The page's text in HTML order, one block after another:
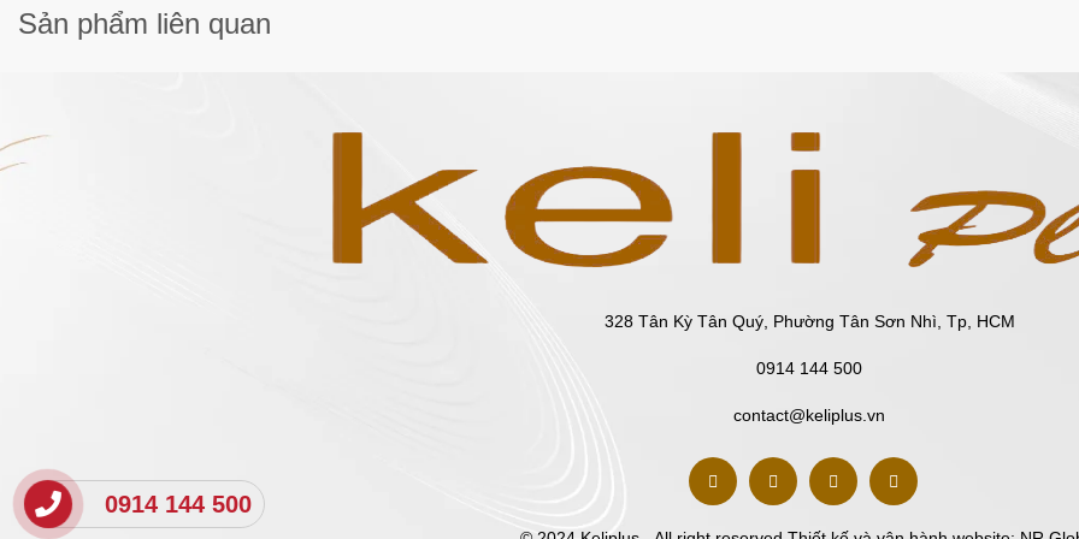
Sản phẩm liên quan
328 Tân Kỳ Tân Quý, Phường Tân Sơn Nhì, Tp, HCM
0914 144 500
contact@keliplus.vn
0914 144 500